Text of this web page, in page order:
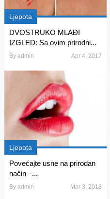
Ljepota
DVOSTRUKO MLAĐI
IZGLED: Sa ovim prirodni...
By admin Apr 4, 2017
Ljepota
Povećajte usne na prirodan
način –...
By admin Mar 3, 2018